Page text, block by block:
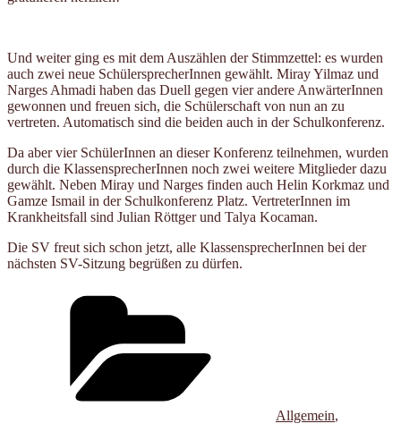
Und weiter ging es mit dem Auszählen der Stimmzettel: es wurden
auch zwei neue SchülersprecherInnen gewählt. Miray Yilmaz und
Narges Ahmadi haben das Duell gegen vier andere AnwärterInnen
gewonnen und freuen sich, die Schülerschaft von nun an zu
vertreten. Automatisch sind die beiden auch in der Schulkonferenz.
Da aber vier SchülerInnen an dieser Konferenz teilnehmen, wurden
durch die KlassensprecherInnen noch zwei weitere Mitglieder dazu
gewählt. Neben Miray und Narges finden auch Helin Korkmaz und
Gamze Ismail in der Schulkonferenz Platz. VertreterInnen im
Krankheitsfall sind Julian Röttger und Talya Kocaman.
Die SV freut sich schon jetzt, alle KlassensprecherInnen bei der
nächsten SV-Sitzung begrüßen zu dürfen.
Allgemein,